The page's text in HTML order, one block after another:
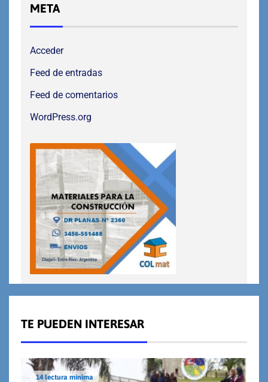
META
Acceder
Feed de entradas
Feed de comentarios
WordPress.org
TE PUEDEN INTERESAR
14 lectura mínima